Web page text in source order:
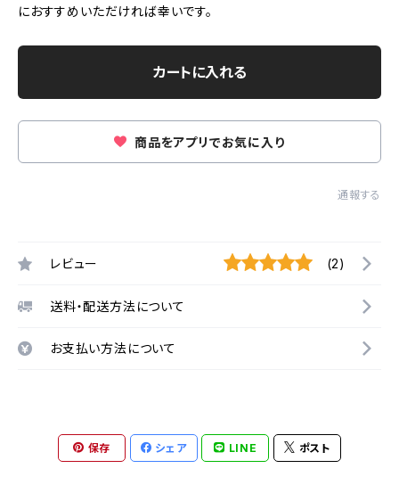
におすすめいただければ幸いです。
カートに入れる
商品をアプリでお気に入り
通報する
レビュー (2)
送料・配送方法について
お支払い方法について
保存 シェア LINE ポスト